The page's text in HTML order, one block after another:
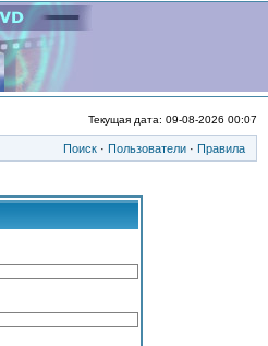
Текущая дата: 09-08-2026 00:07
Поиск · Пользователи · Правила